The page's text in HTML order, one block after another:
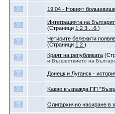
19.04 - Новият
Интеграцията на
(Страници 123 ...6)
Четирите бележити
(Страници 12)
Краят на републиката
и Възшествието на
Донецк и Луганск -
Kaкво възражда ПП
Олигархично насиране в